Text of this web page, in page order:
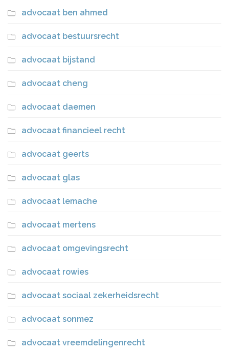
advocaat ben ahmed
advocaat bestuursrecht
advocaat bijstand
advocaat cheng
advocaat daemen
advocaat financieel recht
advocaat geerts
advocaat glas
advocaat lemache
advocaat mertens
advocaat omgevingsrecht
advocaat rowies
advocaat sociaal zekerheidsrecht
advocaat sonmez
advocaat vreemdelingenrecht